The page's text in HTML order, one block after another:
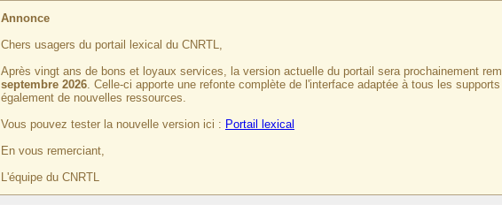
Annonce
Chers usagers du portail lexical du CNRTL,
Après vingt ans de bons et loyaux services, la version actuelle du portail sera prochainement
septembre 2026. Celle-ci apporte une refonte complète de l'interface adaptée à tous les
également de nouvelles ressources.
Vous pouvez tester la nouvelle version ici : Portail lexical
En vous remerciant,
L'équipe du CNRTL